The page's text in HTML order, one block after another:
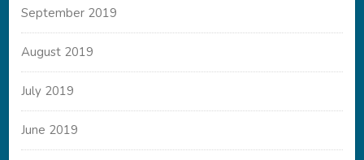
September 2019
August 2019
July 2019
June 2019